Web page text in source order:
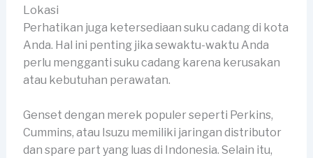
Lokasi
Perhatikan juga ketersediaan suku cadang di kota
Anda. Hal ini penting jika sewaktu-waktu Anda
perlu mengganti suku cadang karena kerusakan
atau kebutuhan perawatan.
Genset dengan merek populer seperti Perkins,
Cummins, atau Isuzu memiliki jaringan distributor
dan spare part yang luas di Indonesia. Selain itu,